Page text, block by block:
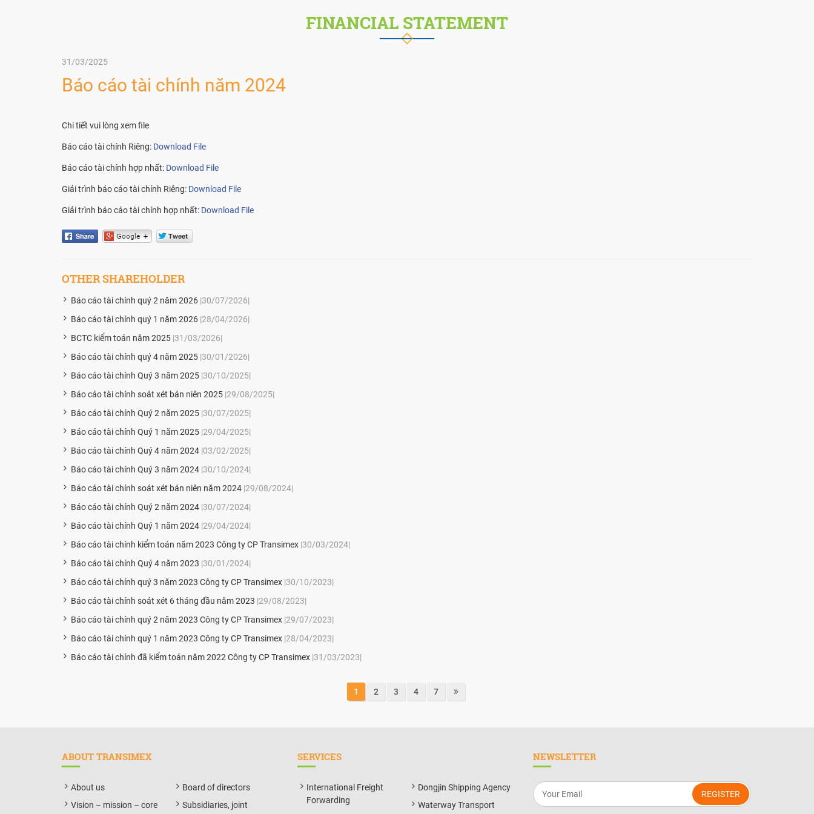
FINANCIAL STATEMENT
31/03/2025
Báo cáo tài chính năm 2024
Chi tiết vui lòng xem file
Báo cáo tài chính Riêng: Download File
Báo cáo tài chính hợp nhất: Download File
Giải trình báo cáo tài chính Riêng: Download File
Giải trình báo cáo tài chính hợp nhất: Download File
OTHER SHAREHOLDER
Báo cáo tài chính quý 2 năm 2026 |30/07/2026|
Báo cáo tài chính quý 1 năm 2026 |28/04/2026|
BCTC kiểm toán năm 2025 |31/03/2026|
Báo cáo tài chính quý 4 năm 2025 |30/01/2026|
Báo cáo tài chính Quý 3 năm 2025 |30/10/2025|
Báo cáo tài chính soát xét bán niên 2025 |29/08/2025|
Báo cáo tài chính Quý 2 năm 2025 |30/07/2025|
Báo cáo tài chính Quý 1 năm 2025 |29/04/2025|
Báo cáo tài chính Quý 4 năm 2024 |03/02/2025|
Báo cáo tài chính Quý 3 năm 2024 |30/10/2024|
Báo cáo tài chính soát xét bán niên năm 2024 |29/08/2024|
Báo cáo tài chính Quý 2 năm 2024 |30/07/2024|
Báo cáo tài chính Quý 1 năm 2024 |29/04/2024|
Báo cáo tài chính kiểm toán năm 2023 Công ty CP Transimex |30/03/2024|
Báo cáo tài chính Quý 4 năm 2023 |30/01/2024|
Báo cáo tài chính quý 3 năm 2023 Công ty CP Transimex |30/10/2023|
Báo cáo tài chính soát xét 6 tháng đầu năm 2023 |29/08/2023|
Báo cáo tài chính quý 2 năm 2023 Công ty CP Transimex |29/07/2023|
Báo cáo tài chính quý 1 năm 2023 Công ty CP Transimex |28/04/2023|
Báo cáo tài chính đã kiểm toán năm 2022 Công ty CP Transimex |31/03/2023|
1 2 3 4 7
ABOUT TRANSIMEX
About us
Vision – mission – core
Board of directors
Subsidiaries, joint
SERVICES
International Freight
Forwarding
Dongjin Shipping Agency
Waterway Transport
NEWSLETTER
REGISTER